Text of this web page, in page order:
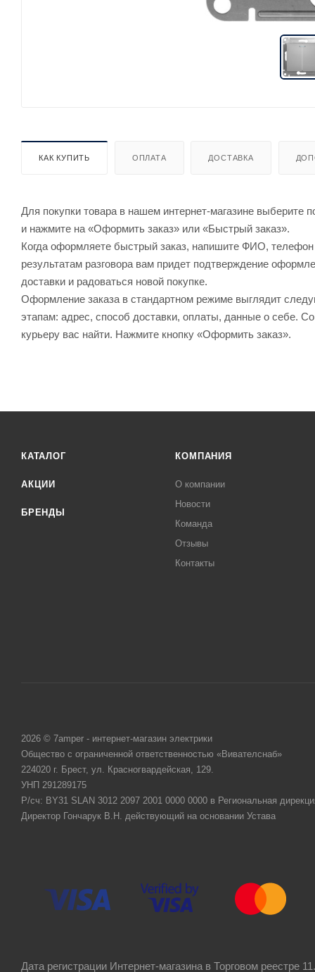
КАК КУПИТЬ ОПЛАТА ДОСТАВКА
Для покупки товара в нашем интернет-магазине выберите
и нажмите на «Оформить заказ» или «Быстрый заказ».
Когда оформляете быстрый заказ, напишите ФИО,
результатам разговора вам придет подтверждение
доставки и радоваться новой покупке.
Оформление заказа в стандартном режиме выглядит
этапам: адрес, способ доставки, оплаты, данные о себе.
курьеру вас найти. Нажмите кнопку «Оформить заказ».
КАТАЛОГ
АКЦИИ
БРЕНДЫ
КОМПАНИЯ
О компании
Новости
Команда
Отзывы
Контакты
2026 © 7amper - интернет-магазин электрики
Общество с ограниченной ответственностью «Вивателснаб»
224020 г. Брест, ул. Красногвардейская, 129.
УНП 291289175
Р/сч: BY31 SLAN 3012 2097 2001 0000 0000 в Региональная
Директор Гончарук В.Н. действующий на основании Устава
Дата регистрации Интернет-магазина в Торговом реестре